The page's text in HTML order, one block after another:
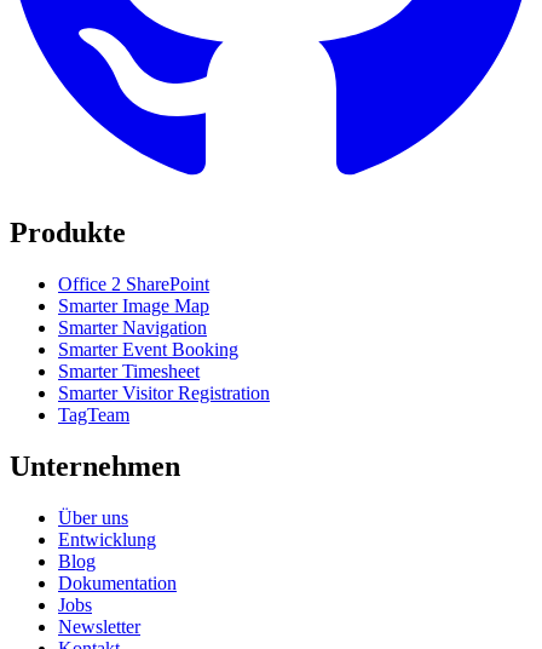
Produkte
Office 2 SharePoint
Smarter Image Map
Smarter Navigation
Smarter Event Booking
Smarter Timesheet
Smarter Visitor Registration
TagTeam
Unternehmen
Über uns
Entwicklung
Blog
Dokumentation
Jobs
Newsletter